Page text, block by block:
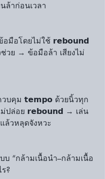
ล้าก่อนเวลา
อมือโดยไม่ใช้ 𝗿𝗲𝗯𝗼𝘂𝗻𝗱
วย → ข้อมือล้า เสียงไม่
วบคุม 𝘁𝗲𝗺𝗽𝗼 ด้วยนิ้วทุก
ม่ปล่อย 𝗿𝗲𝗯𝗼𝘂𝗻𝗱 → เล่น
ล้วหลุดจังหวะ
บ “กล้ามเนื้อนำ–กล้ามเนื้อ
?